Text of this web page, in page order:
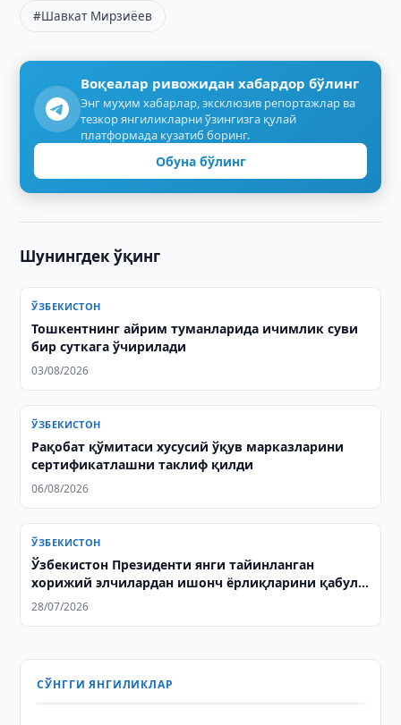
#Шавкат Мирзиёев
Воқеалар ривожидан хабардор бўлинг
Энг муҳим хабарлар, эксклюзив репортажлар ва
тезкор янгиликларни ўзингизга қулай
платформада кузатиб боринг.
Обуна бўлинг
Шунингдек ўқинг
ЎЗБЕКИСТОН
Тошкентнинг айрим туманларида ичимлик суви
бир суткага ўчирилади
03/08/2026
ЎЗБЕКИСТОН
Рақобат қўмитаси хусусий ўқув марказларини
сертификатлашни таклиф қилди
06/08/2026
ЎЗБЕКИСТОН
Ўзбекистон Президенти янги тайинланган
хорижий элчилардан ишонч ёрлиқларини қабул
қилди
28/07/2026
СЎНГГИ ЯНГИЛИКЛАР